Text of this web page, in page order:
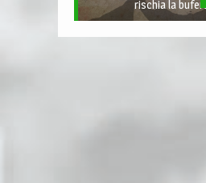
rischia la bufera